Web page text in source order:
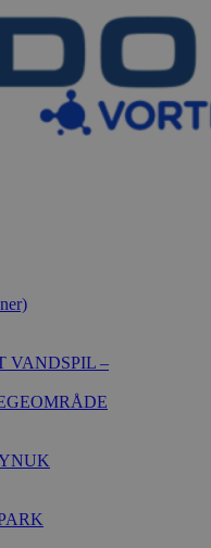
VANDSPIL –